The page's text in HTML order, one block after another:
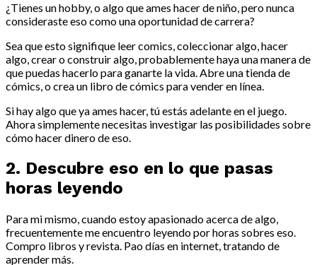
¿Tienes un hobby, o algo que ames hacer de niño, pero nunca
consideraste eso como una oportunidad de carrera?
Sea que esto signifique leer comics, coleccionar algo, hacer
algo, crear o construir algo, probablemente haya una manera de
que puedas hacerlo para ganarte la vida. Abre una tienda de
cómics, o crea un libro de cómics para vender en línea.
Si hay algo que ya ames hacer, tú estás adelante en el juego.
Ahora simplemente necesitas investigar las posibilidades sobre
cómo hacer dinero de eso.
2. Descubre eso en lo que pasas
horas leyendo
Para mi mismo, cuando estoy apasionado acerca de algo,
frecuentemente me encuentro leyendo por horas sobres eso.
Compro libros y revista. Pao días en internet, tratando de
aprender más.